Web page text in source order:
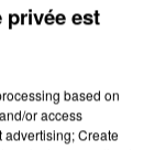
privée est
based on
or access
Create